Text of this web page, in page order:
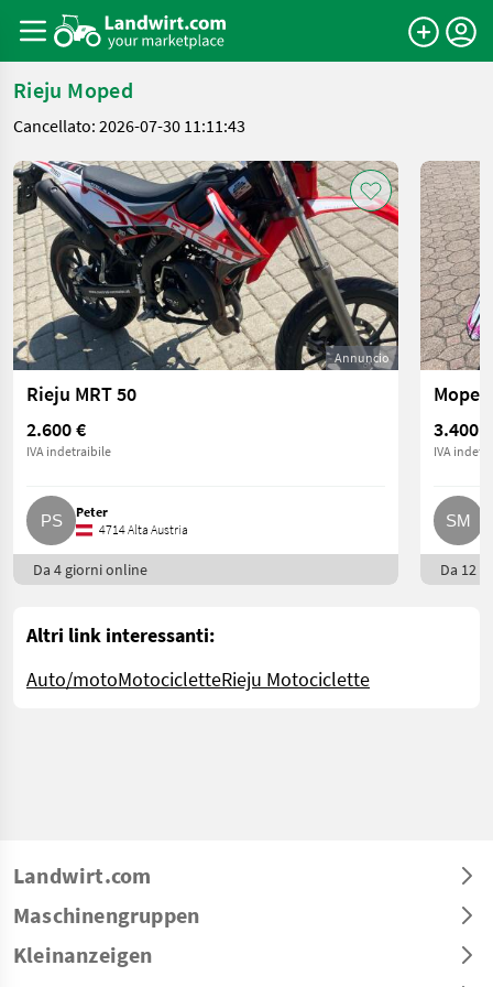
Rieju Moped
Cancellato: 2026-07-30 11:11:43
Annuncio
Rieju MRT 50
2.600 €
IVA indetraibile
Peter
4714 Alta Austria
Da 4 giorni online
3.400 €
IVA
Da 12
Altri link interessanti:
Auto/motoMotocicletteRieju Motociclette
Landwirt.com
Maschinengruppen
Kleinanzeigen